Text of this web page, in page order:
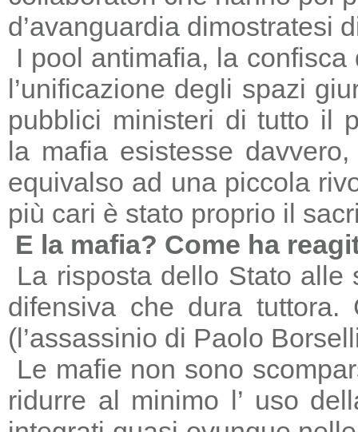
d’avanguardia dimostratesi
I pool antimafia, la
l’unificazione degli spazi
pubblici ministeri di tutto il
la mafia esistesse
equivalso ad una piccola
più cari è stato proprio il
E la mafia? Come ha
La risposta dello Stato alle
difensiva che dura
(l’assassinio di Paolo
Le mafie non sono
ridurre al minimo l’ uso